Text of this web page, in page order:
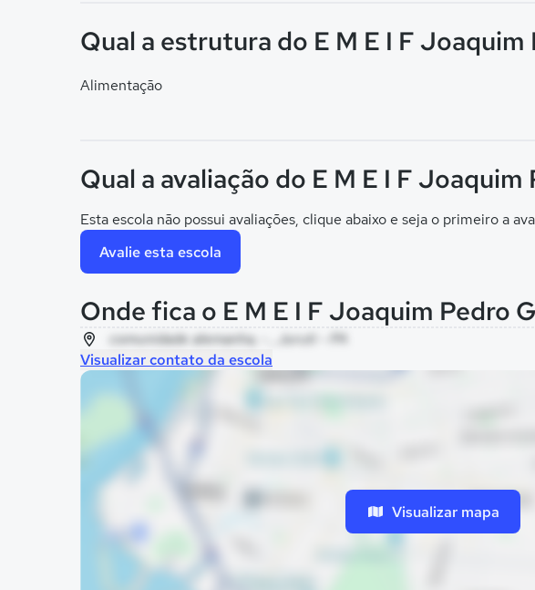
Qual a estrutura do E M E I F Joaquim
Alimentação
Qual a avaliação do E M E I F Joaquim
Esta escola não possui avaliações, clique abaixo e seja o primeiro a
Avalie esta escola
Onde fica o E M E I F Joaquim Pedro
comunidade alemanha, - , Juruti - PA
Visualizar contato da escola
Visualizar mapa